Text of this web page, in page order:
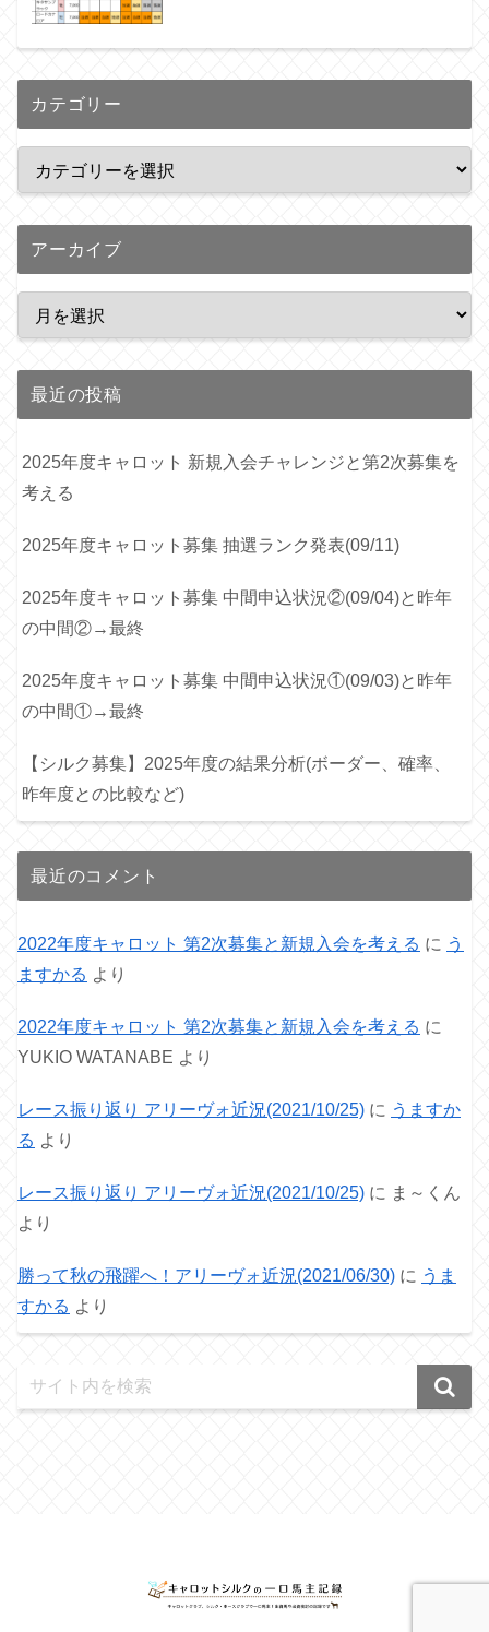
カテゴリー
アーカイブ
最近の投稿
2025年度キャロット 新規入会チャレンジと第2次募集を
考える
2025年度キャロット募集 抽選ランク発表(09/11)
2025年度キャロット募集 中間申込状況②(09/04)と昨年
の中間②→最終
2025年度キャロット募集 中間申込状況①(09/03)と昨年
の中間①→最終
【シルク募集】2025年度の結果分析(ボーダー、確率、
昨年度との比較など)
最近のコメント
2022年度キャロット 第2次募集と新規入会を考える に う
ますかる より
2022年度キャロット 第2次募集と新規入会を考える に
YUKIO WATANABE より
レース振り返り アリーヴォ近況(2021/10/25) に うますか
る より
レース振り返り アリーヴォ近況(2021/10/25) に ま～くん
より
勝って秋の飛躍へ！アリーヴォ近況(2021/06/30) に うま
すかる より